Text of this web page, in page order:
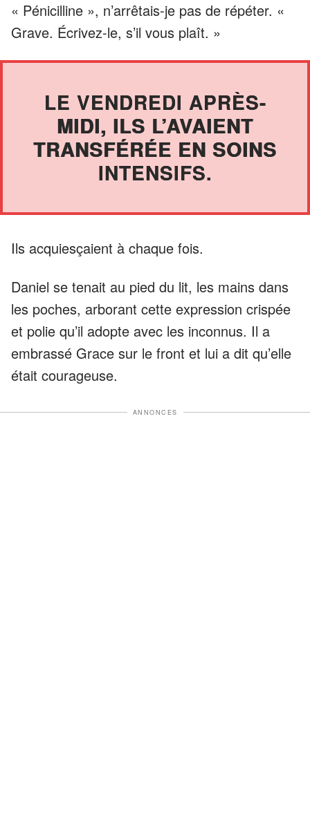
« Pénicilline », n’arrêtais-je pas de répéter. «
Grave. Écrivez-le, s’il vous plaît. »
LE VENDREDI APRÈS-
MIDI, ILS L’AVAIENT
TRANSFÉRÉE EN SOINS
INTENSIFS.
Ils acquiesçaient à chaque fois.
Daniel se tenait au pied du lit, les mains dans
les poches, arborant cette expression crispée
et polie qu’il adopte avec les inconnus. Il a
embrassé Grace sur le front et lui a dit qu’elle
était courageuse.
ANNONCES